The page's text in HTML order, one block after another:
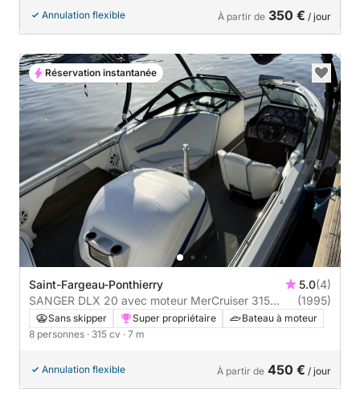
Annulation flexible À partir de 350 € / jour
Saint-Fargeau-Ponthierry 5.0(4)
SANGER DLX 20 avec moteur MerCruiser 315
chevaux
(1995)
Sans skipper Super propriétaire
Bateau à moteur
8 personnes · 315 cv · 7 m
Annulation flexible À partir de 450 € / jour
Réservation instantanée